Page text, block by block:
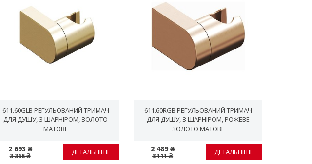
611.60GLB РЕГУЛЬОВАНИЙ ТРИМАЧ
ДЛЯ ДУШУ, З ШАРНІРОМ, ЗОЛОТО
МАТОВЕ
2 693 ₴
3 366 ₴ ДЕТАЛЬНІШЕ
611.60RGB РЕГУЛЬОВАНИЙ ТРИМАЧ
ДЛЯ ДУШУ, З ШАРНІРОМ, PОЖЕВЕ
ЗОЛОТО МАТОВЕ
2 489 ₴
3 111 ₴ ДЕТАЛЬНІШЕ